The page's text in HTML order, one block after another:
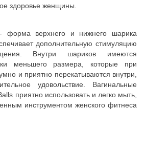
здоровье женщины.
форма верхнего и нижнего шарика
дополнительную стимуляцию
Внутри шариков имеются
меньшего размера, которые при
и приятно перекатываются внутри,
удовольствие. Вагинальные
приятно использовать и легко мыть,
инструментом женского фитнеса